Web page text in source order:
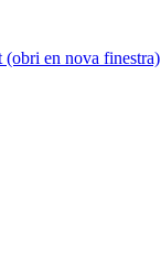
(obri en nova finestra)